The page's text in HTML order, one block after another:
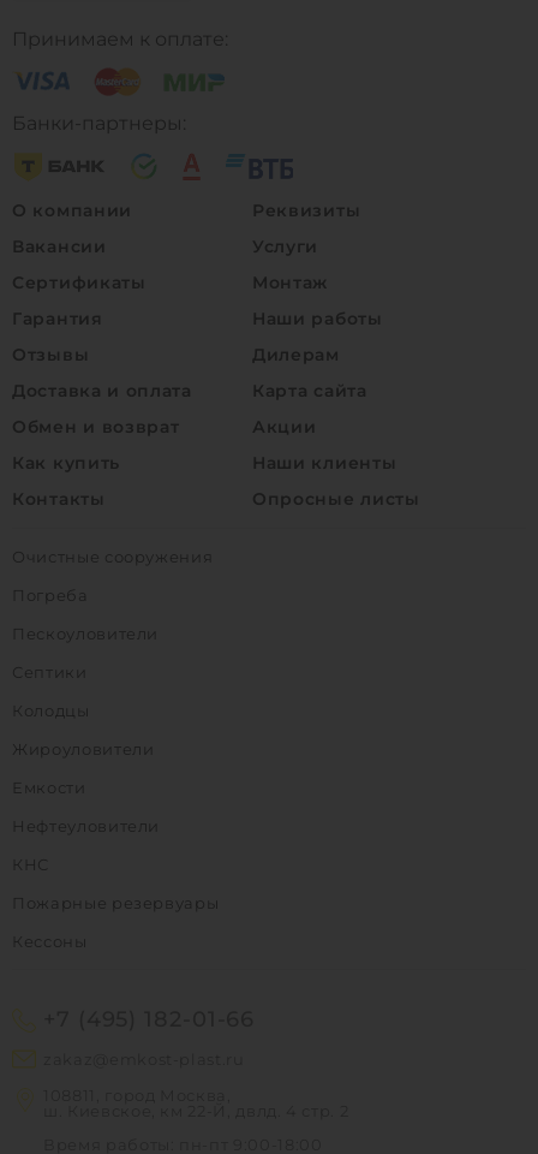
Принимаем к оплате:
Банки-партнеры:
О компании
Вакансии
Сертификаты
Гарантия
Отзывы
Доставка и оплата
Обмен и возврат
Как купить
Контакты
Реквизиты
Услуги
Монтаж
Наши работы
Дилерам
Карта сайта
Акции
Наши клиенты
Опросные листы
Очистные сооружения
Погреба
Пескоуловители
Септики
Колодцы
Жироуловители
Емкости
Нефтеуловители
КНС
Пожарные резервуары
Кессоны